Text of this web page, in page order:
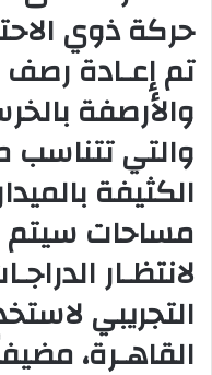
حركة ذوي
تم إعـادة
والأرصفة
والتي
الكثيفة
مساحات سيتم
لانتظـار
التجريبي
القاهـرة،